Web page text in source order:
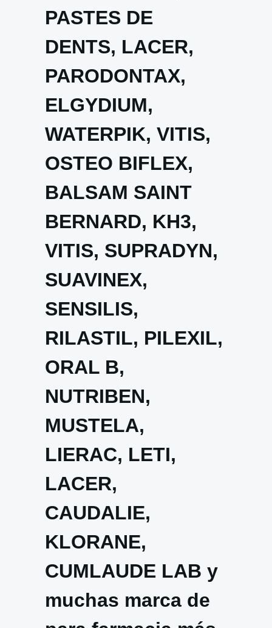
PASTES DE
DENTS, LACER,
PARODONTAX,
ELGYDIUM,
WATERPIK, VITIS,
OSTEO BIFLEX,
BALSAM SAINT
BERNARD, KH3,
VITIS, SUPRADYN,
SUAVINEX,
SENSILIS,
RILASTIL, PILEXIL,
ORAL B,
NUTRIBEN,
MUSTELA,
LIERAC, LETI,
LACER,
CAUDALIE,
KLORANE,
CUMLAUDE LAB y
muchas marca de